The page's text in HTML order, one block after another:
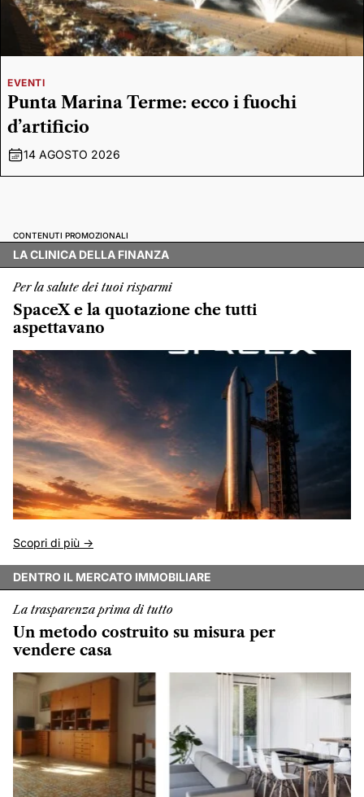
EVENTI
Punta Marina Terme: ecco i fuochi
d’artificio
14 AGOSTO 2026
CONTENUTI PROMOZIONALI
LA CLINICA DELLA FINANZA
Per la salute dei tuoi risparmi
SpaceX e la quotazione che tutti
aspettavano
Scopri di più ->
DENTRO IL MERCATO IMMOBILIARE
La trasparenza prima di tutto
Un metodo costruito su misura per
vendere casa